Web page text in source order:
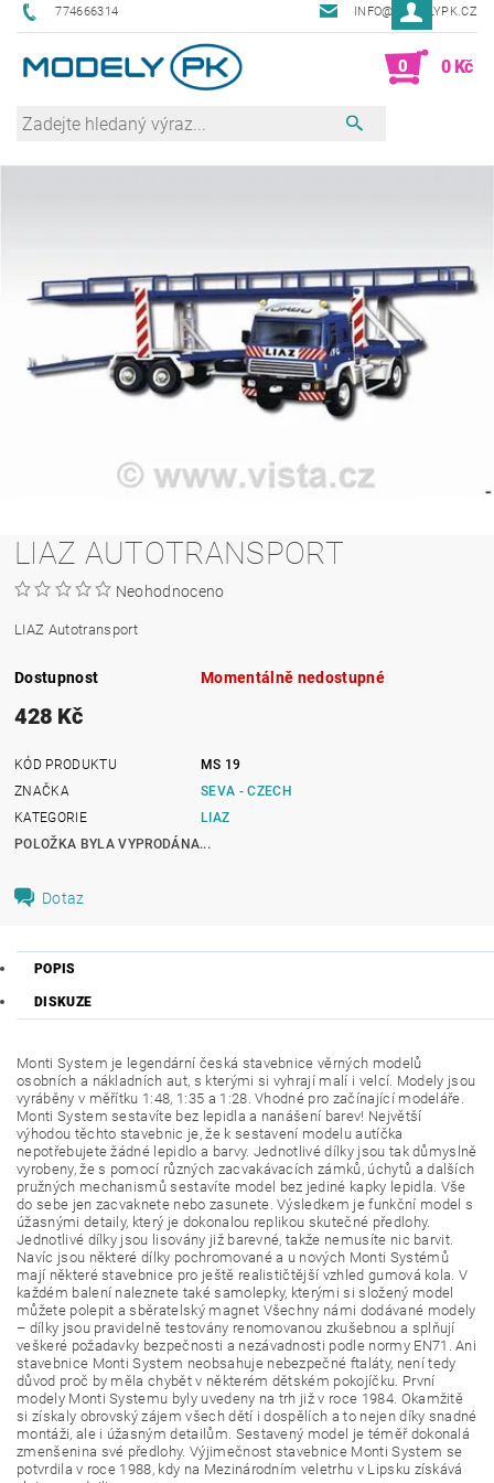
774666314 INFO@MODELYPK.CZ
0 0 Kč
LIAZ AUTOTRANSPORT
Neohodnoceno
LIAZ Autotransport
Dostupnost Momentálně nedostupné
428 Kč
KÓD PRODUKTU
MS 19
ZNAČKA
SEVA - CZECH
KATEGORIE
LIAZ
POLOŽKA BYLA VYPRODÁNA...
Dotaz
POPIS
DISKUZE
Monti System je legendární česká stavebnice věrných modelů
osobních a nákladních aut, s kterými si vyhrají malí i velcí. Modely jsou
vyráběny v měřítku 1:48, 1:35 a 1:28. Vhodné pro začínající modeláře.
Monti System sestavíte bez lepidla a nanášení barev! Největší
výhodou těchto stavebnic je, že k sestavení modelu autíčka
nepotřebujete žádné lepidlo a barvy. Jednotlivé dílky jsou tak důmyslně
vyrobeny, že s pomocí různých zacvakávacích zámků, úchytů a dalších
pružných mechanismů sestavíte model bez jediné kapky lepidla. Vše
do sebe jen zacvaknete nebo zasunete. Výsledkem je funkční model s
úžasnými detaily, který je dokonalou replikou skutečné předlohy.
Jednotlivé dílky jsou lisovány již barevné, takže nemusíte nic barvit.
Navíc jsou některé dílky pochromované a u nových Monti Systémů
mají některé stavebnice pro ještě realističtější vzhled gumová kola. V
každém balení naleznete také samolepky, kterými si složený model
můžete polepit a sběratelský magnet Všechny námi dodávané modely
– dílky jsou pravidelně testovány renomovanou zkušebnou a splňují
veškeré požadavky bezpečnosti a nezávadnosti podle normy EN71. Ani
stavebnice Monti System neobsahuje nebezpečné ftaláty, není tedy
důvod proč by měla chybět v některém dětském pokojíčku. První
modely Monti Systemu byly uvedeny na trh již v roce 1984. Okamžitě
si získaly obrovský zájem všech dětí i dospělích a to nejen díky snadné
montáži, ale i úžasným detailům. Sestavený model je téměř dokonalá
zmenšenina své předlohy. Výjimečnost stavebnice Monti System se
potvrdila v roce 1988, kdy na Mezinárodním veletrhu v Lipsku získává